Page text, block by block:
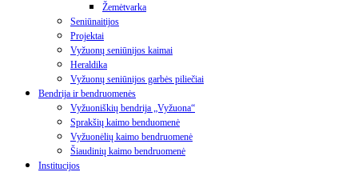
Žemėtvarka
Seniūnaitijos
Projektai
Vyžuonų seniūnijos kaimai
Heraldika
Vyžuonų seniūnijos garbės piliečiai
Bendrija ir bendruomenės
Vyžuoniškių bendrija „Vyžuona“
Sprakšių kaimo benduomenė
Vyžuonėlių kaimo bendruomenė
Šiaudinių kaimo bendruomenė
Institucijos